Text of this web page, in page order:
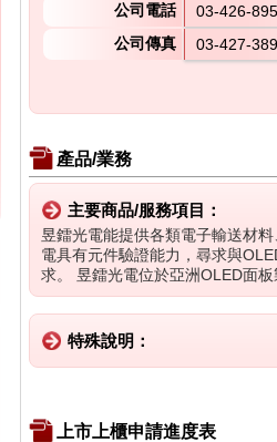
公司電話
03-426-
公司傳真
03-427-
產品/業務
主要商品/服務項目：
昱鐳光電能提供各類電子輸送材
電具有元件驗證能力，尋求與
求。 昱鐳光電位於亞洲OLED面
特殊說明：
上市上櫃申請進度表